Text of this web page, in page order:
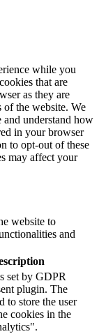
while you
that are
as they are
the website. We
and understand how
in your browser
to opt-out of these
may affect your
website to
and
set by GDPR
plugin. The
to store the user
cookies in the